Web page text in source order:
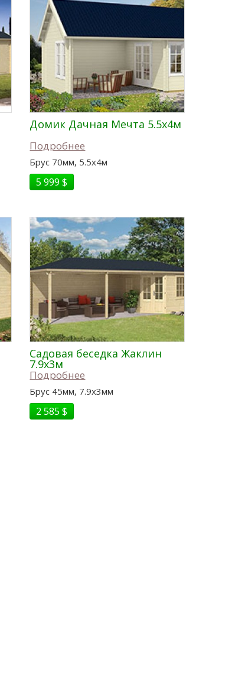
Домик Дачная Мечта 5.5x4м
Подробнее
Брус 70мм, 5.5x4м
5 999 $
Садовая беседка Жаклин
7.9x3м
Подробнее
Брус 45мм, 7.9x3мм
2 585 $